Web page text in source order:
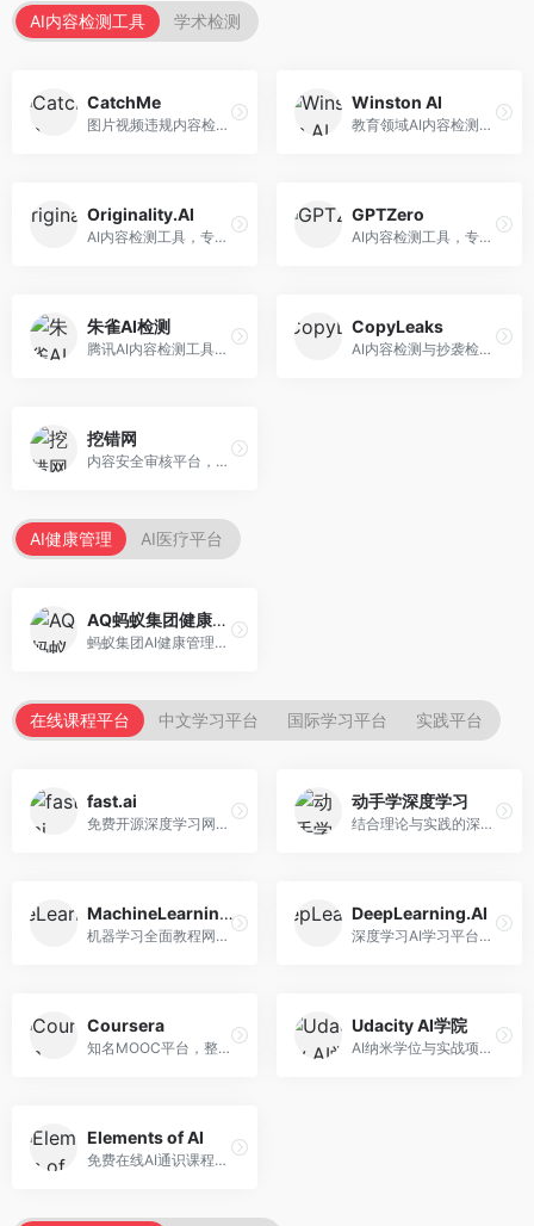
AI内容检测工具 学术检测
CatchMe
图片视频违规内容检测平台，专注于视觉内容安全。面向内容平台，提供图片审核、视频审核、直播监控等服务，视觉检测专业。
Winston AI
教育领域AI内容检测平台，专注于学术诚信。面向教育机构，提供AI内容检测、抄袭检测、报告生成等服务，教育适配性强。
Originality.AI
AI内容检测工具，专注于内容原创性验证。面向内容创作者和出版商，提供AI检测、抄袭检测、批量分析等服务，检测精度高。
GPTZero
AI内容检测工具，专注于AI生成文本识别。面向教育工作者和出版商，提供文本检测、批量分析、API接口等服务，检测准确率高。
朱雀AI检测
腾讯AI内容检测工具，专注于中文内容识别。面向中文用户，提供AI内容检测、文本分析、报告生成等服务，中文检测专业。
CopyLeaks
AI内容检测与抄袭检测平台，专注于内容原创性验证。面向教育机构和出版商，提供AI检测、抄袭检测、多语言支持等服务，检测全面。
挖错网
内容安全审核平台，专注于违规内容检测。面向企业和平台，提供内容审核、敏感词检测、风险预警等服务，安全审核专业。
AI健康管理 AI医疗平台
AQ蚂蚁集团健康管家
蚂蚁集团AI健康管理服务，专注于个人健康监测。面向个人用户，提供健康评估、慢病管理、健康建议等服务，健康管理便捷。
在线课程平台 中文学习平台 国际学习平台 实践平台
fast.ai
免费开源深度学习网站，专注于实用AI教学。面向开发者，提供免费深度学习课程、实战项目、代码库等资源，学习门槛低。
动手学深度学习
结合理论与实践的深度学习教材，专注于代码驱动学习。面向学生和开发者，提供深度学习理论、代码实现、练习题等资源，学习体验好。
MachineLearningMastery
机器学习全面教程网站，专注于实用技能教学。面向开发者，提供机器学习算法、Python实现、项目实战等教程，实用性强。
DeepLearning.AI
深度学习AI学习平台，由吴恩达创立。面向AI学习者，提供深度学习专项课程、AI新闻、技术社区等资源，课程质量权威。
Coursera
知名MOOC平台，整合全球顶尖大学课程资源。面向学习者，提供AI、机器学习、深度学习等课程，证书认可度高，课程质量专业。
Udacity AI学院
AI纳米学位与实战项目平台，专注于职业导向学习。面向AI从业者，提供机器学习、深度学习、计算机视觉等纳米学位，项目实战性强。
Elements of AI
免费在线AI通识课程，专注于AI基础知识普及。面向普通大众，提供AI概念、原理、应用等入门知识，语言通俗易懂。